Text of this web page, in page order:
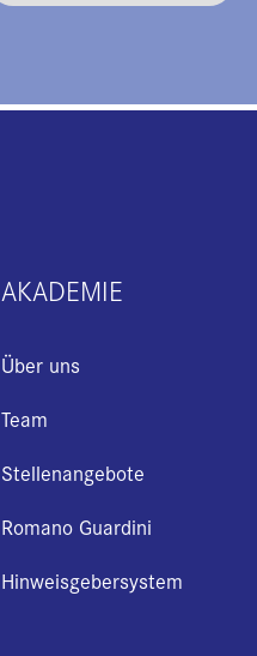
AKADEMIE
Über uns
Team
Stellenangebote
Romano Guardini
Hinweisgebersystem